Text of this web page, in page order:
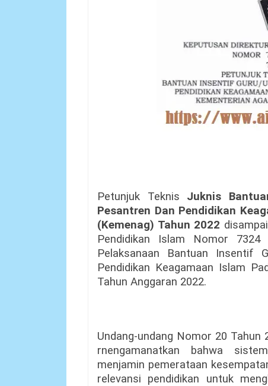
Petunjuk Teknis Juknis
Pesantren Dan Pendidikan
(Kemenag) Tahun 2022
Pendidikan Islam Nomor
Pelaksanaan Bantuan Insentif
Pendidikan Keagamaan Islam
Tahun Anggaran 2022.
Undang-undang Nomor 20 Tahun
rnengamanatkan bahwa
menjamin pemerataan
relevansi pendidikan untuk